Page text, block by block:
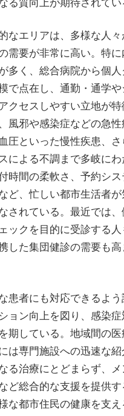
なエリアは、多様な人々
需要が非常に高い。特
多く、総合病院から個人
で点在し、通勤・通学
クセスしやすい立地が特
風邪や感染症などの急
圧といった慢性疾患、
による不調まで多岐にわ
時間の柔軟さ、予約シス
ど、忙しい都市生活者
されている。最近では
ックを目的に受診する人
した集団健診の需要も
患者にも対応できるよ
ョン向上を図り、感染
期している。地域間の医
は専門施設への迅速な紹
る治療にとどまらず、
ど総合的な支援を提供
な都市住民の健康を支